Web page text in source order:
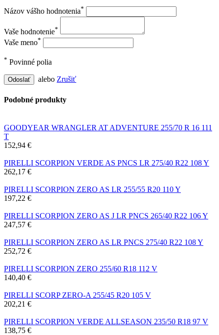
Názov vášho hodnotenia*
Vaše hodnotenie*
Vaše meno*
* Povinné polia
Odoslať alebo Zrušiť
Podobné produkty
GOODYEAR WRANGLER AT ADVENTURE 255/70 R 16 111
T
152,94 €
PIRELLI SCORPION VERDE AS PNCS LR 275/40 R22 108 Y
262,17 €
PIRELLI SCORPION ZERO AS LR 255/55 R20 110 Y
197,22 €
PIRELLI SCORPION ZERO AS J LR PNCS 265/40 R22 106 Y
247,57 €
PIRELLI SCORPION ZERO AS LR PNCS 275/40 R22 108 Y
252,72 €
PIRELLI SCORPION ZERO 255/60 R18 112 V
140,40 €
PIRELLI SCORP ZERO-A 255/45 R20 105 V
202,21 €
PIRELLI SCORPION VERDE ALLSEASON 235/50 R18 97 V
138,75 €